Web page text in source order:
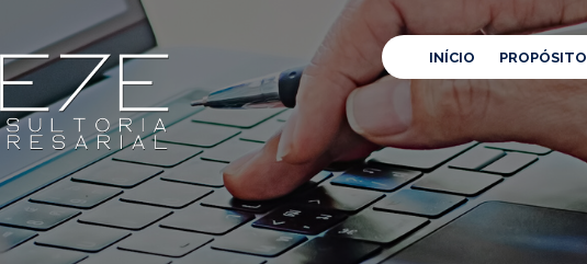
INÍCIO PROPÓSITO